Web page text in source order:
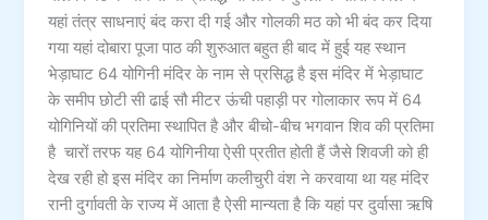
यहां तंत्र साधनाएं बंद करा दी गई और गोलकी मठ को भी बंद कर दिया
गया यहां दोबारा पूजा पाठ की शुरुआत बहुत ही बाद में हुई यह स्थान
भेड़ाघाट 64 योगिनी मंदिर के नाम से प्रसिद्ध है इस मंदिर में भेड़ाघाट
के समीप छोटी सी ढाई सौ मीटर ऊंची पहाड़ी पर गोलाकार रूप में 64
योगिनियों की प्रतिमा स्थापित है और बीचो-बीच भगवान शिव की प्रतिमा
है चारों तरफ यह 64 योगिनीया ऐसी प्रतीत होती हैं जैसे शिवजी को ही
देख रही हो इस मंदिर का निर्माण कलीचुरी वंश ने करवाया था यह मंदिर
रानी दुर्गावती के राज्य में आता है ऐसी मान्यता है कि यहां पर दुर्वासा ऋषि